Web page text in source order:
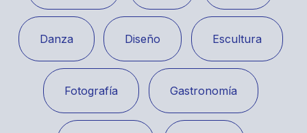
Danza Diseño Escultura
Fotografía Gastronomía